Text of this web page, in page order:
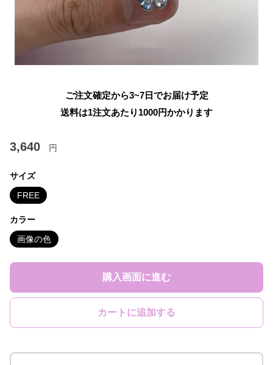
ご注文確定から3~7日でお届け予定
送料は1注文あたり 1000円かかります
3,640 円
サイズ
FREE
カラー
画像の色
購入画面に進む
カートに追加する